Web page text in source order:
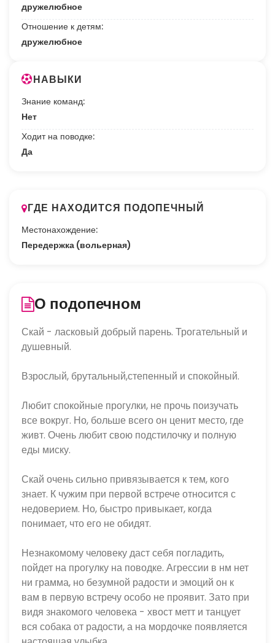
дружелюбное
Отношение к детям:
дружелюбное
НАВЫКИ
Знание команд:
Нет
Ходит на поводке:
Да
ГДЕ НАХОДИТСЯ ПОДОПЕЧНЫЙ
Местонахождение:
Передержка (вольерная)
О подопечном
Скай - ласковый добрый парень. Трогательный и
душевный.
Взрослый, брутальный,степенный и спокойный.
Любит спокойные прогулки, не прочь поизучать
все вокруг. Но, больше всего он ценит место, где
живт. Очень любит свою подстилочку и полную
еды миску.
Скай очень сильно привязывается к тем, кого
знает. К чужим при первой встрече относится с
недоверием. Но, быстро привыкает, когда
понимает, что его не обидят.
Незнакомому человеку даст себя погладить,
пойдет на прогулку на поводке. Агрессии в нм нет
ни грамма, но безумной радости и эмоций он к
вам в первую встречу особо не проявит. Зато при
видя знакомого человека - хвост метт и танцует
вся собака от радости, а на мордочке появляется